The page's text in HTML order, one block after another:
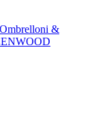
&